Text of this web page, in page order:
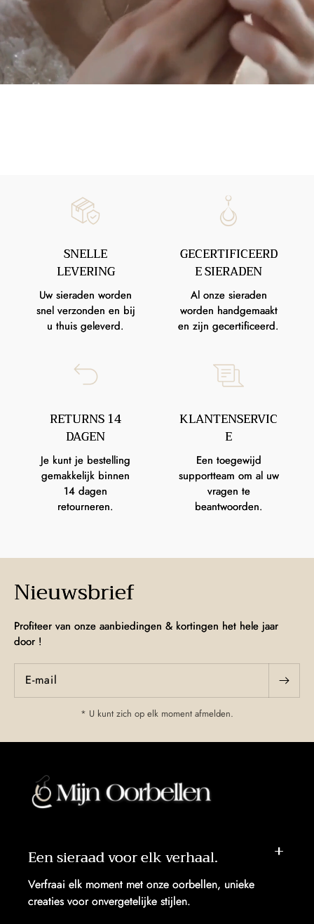
SNELLE
LEVERING
Uw sieraden worden
snel verzonden en bij
u thuis geleverd.
GECERTIFICEERD
E SIERADEN
Al onze sieraden
worden handgemaakt
en zijn gecertificeerd.
RETURNS 14
DAGEN
Je kunt je bestelling
gemakkelijk binnen
14 dagen
retourneren.
KLANTENSERVIC
E
Een toegewijd
supportteam om al uw
vragen te
beantwoorden.
Nieuwsbrief
Profiteer van onze aanbiedingen & kortingen het hele jaar
door !
E‑mail
* U kunt zich op elk moment afmelden.
Een sieraad voor elk verhaal.
Verfraai elk moment met onze oorbellen, unieke
creaties voor onvergetelijke stijlen.